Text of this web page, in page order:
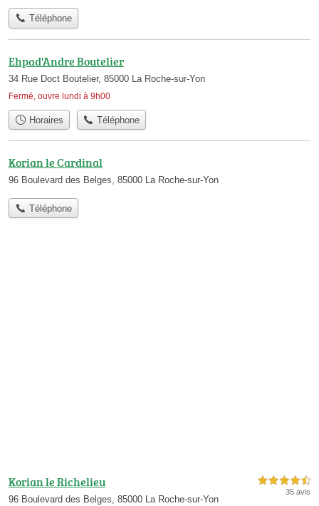
Téléphone
Ehpad'Andre Boutelier
34 Rue Doct Boutelier, 85000 La Roche-sur-Yon
Fermé, ouvre lundi à 9h00
Horaires Téléphone
Korian le Cardinal
96 Boulevard des Belges, 85000 La Roche-sur-Yon
Téléphone
Korian le Richelieu
96 Boulevard des Belges, 85000 La Roche-sur-Yon
4,5 étoiles sur 5
35 avis